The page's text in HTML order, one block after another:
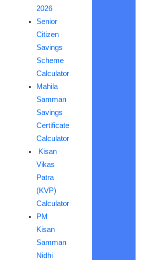
2026
Senior
Citizen
Savings
Scheme
Calculator
Mahila
Samman
Savings
Certificate
Calculator
Kisan
Vikas
Patra
(KVP)
Calculator
PM
Kisan
Samman
Nidhi